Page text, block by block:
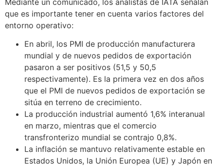
que es importante tener en cuenta varios factores del
entorno operativo:
En abril, los PMI de producción manufacturera
mundial y de nuevos pedidos de exportación
pasaron a ser positivos (51,5 y 50,5
respectivamente). Es la primera vez en dos años
que el PMI de nuevos pedidos de exportación se
sitúa en terreno de crecimiento.
La producción industrial aumentó 1,6% interanual
en marzo, mientras que el comercio
transfronterizo mundial se contrajo 0,8%.
La inflación se mantuvo relativamente estable en
Estados Unidos, la Unión Europea (UE) y Japón en